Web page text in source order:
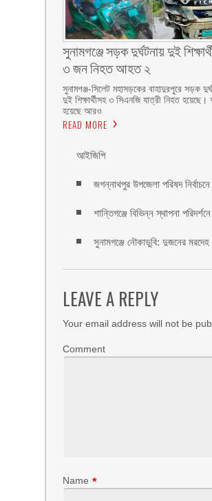
সুনামগঞ্জে সড়ক দুর্ঘটনায় দুই
৩ জন নিহত আহত ২
সুনামগঞ্জ-সিলেট মহাসড়কের বাহাদুরপুরে সড়ক
দুই শিক্ষার্থীসহ ৩ সিএনজি যাত্রী নিহত
হয়েছে আরও
READ MORE
আইজিপি
জগন্নাথপুর উপজেলা পরিষদ
শান্তিগঞ্জে বিভিন্ন স্থাপনা পরিদর্শনে
সুনামগঞ্জে নৌকাডুবি: দুজনের
LEAVE A REPLY
Your email address will not be
Comment
Name *